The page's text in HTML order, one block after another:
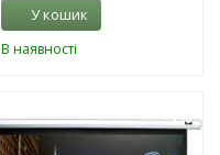
У кошик
В наявності
-3%